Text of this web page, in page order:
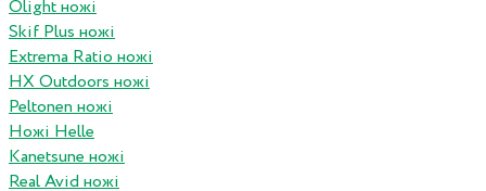
Olight ножі
Skif Plus ножі
Extrema Ratio ножі
HX Outdoors ножі
Peltonen ножі
Ножі Helle
Kanetsune ножі
Real Avid ножі